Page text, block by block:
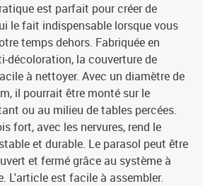
est parfait pour créer de
le fait indispensable lorsque vous
temps dehors. Fabriquée en
décoloration, la couverture de
à nettoyer. Avec un diamètre de
il pourrait être monté sur le
ou au milieu de tables percées.
fort, avec les nervures, rend le
et durable. Le parasol peut être
et fermé grâce au système à
L'article est facile à assembler.